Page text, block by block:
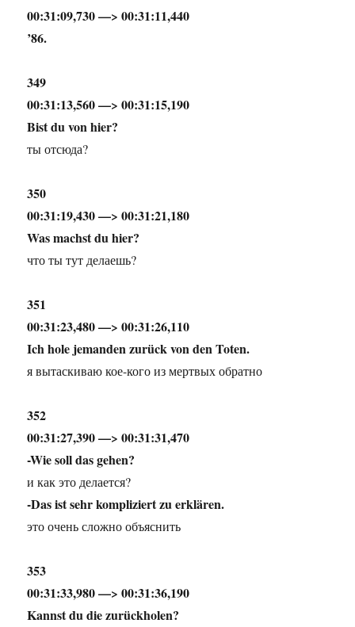
00:31:09,730 —> 00:31:11,440
’86.
349
00:31:13,560 —> 00:31:15,190
Bist du von hier?
ты отсюда?
350
00:31:19,430 —> 00:31:21,180
Was machst du hier?
что ты тут делаешь?
351
00:31:23,480 —> 00:31:26,110
Ich hole jemanden zurück von den Toten.
я вытаскиваю кое-кого из мертвых обратно
352
00:31:27,390 —> 00:31:31,470
-Wie soll das gehen?
и как это делается?
-Das ist sehr kompliziert zu erklären.
это очень сложно объяснить
353
00:31:33,980 —> 00:31:36,190
Kannst du die zurückholen?